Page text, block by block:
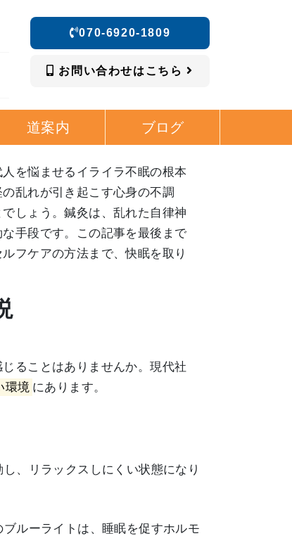
070-6920-1809
お問い合わせはこちら
道案内 ブログ
を悩ませるイライラ不眠の根本
乱れが引き起こす心身の不調
しょう。鍼灸は、乱れた自律神
手段です。この記事を最後まで
フケアの方法まで、快眠を取り
ることはありませんか。現代社
環境 にあります。
、リラックスしにくい状態になり
ルーライトは、睡眠を促すホルモ